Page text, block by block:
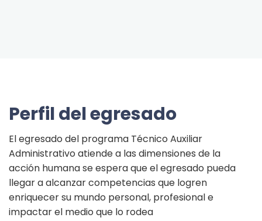
Perfil del egresado
El egresado del programa Técnico Auxiliar
Administrativo atiende a las dimensiones de la
acción humana se espera que el egresado pueda
llegar a alcanzar competencias que logren
enriquecer su mundo personal, profesional e
impactar el medio que lo rodea